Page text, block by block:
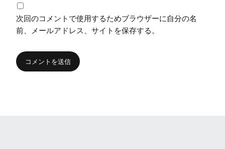
次回のコメントで使用するためブラウザーに自分の名
前、メールアドレス、サイトを保存する。